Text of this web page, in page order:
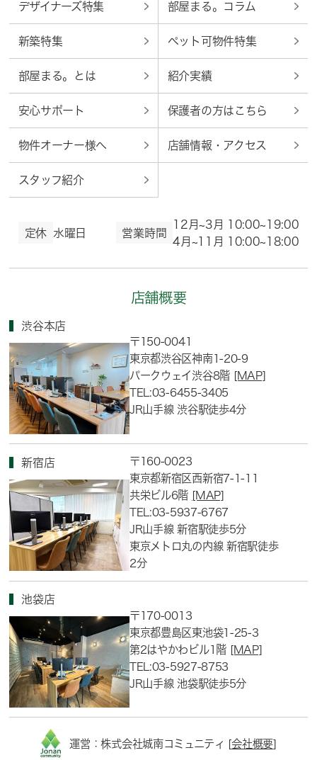
デザイナーズ特集 部屋まる。コラム
新築特集 ペット可物件特集
部屋まる。とは 紹介実績
安心サポート 保護者の方はこちら
物件オーナー様へ 店舗情報・アクセス
スタッフ紹介
定休 水曜日 営業時間
12月~3月 10:00~19:00
4月~11月 10:00~18:00
店舗概要
渋谷本店
〒150-0041
東京都渋谷区神南1-20-9
パークウェイ渋谷8階 [MAP]
TEL:03-6455-3405
JR山手線 渋谷駅徒歩4分
新宿店
〒160-0023
東京都新宿区西新宿7-1-11
共栄ビル6階 [MAP]
TEL:03-5937-6767
JR山手線 新宿駅徒歩5分
東京メトロ丸の内線 新宿駅徒歩
2分
池袋店
〒170-0013
東京都豊島区東池袋1-25-3
第2はやかわビル1階 [MAP]
TEL:03-5927-8753
JR山手線 池袋駅徒歩5分
運営：株式会社城南コミュニティ [会社概要]